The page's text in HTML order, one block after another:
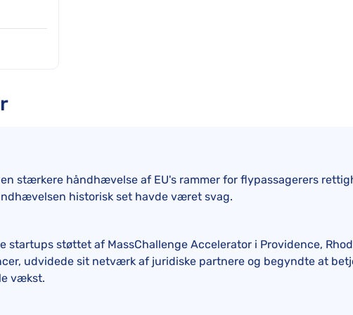
stærkere håndhævelse af EU's rammer for flypassagerers
historisk set havde været svag.
startups støttet af MassChallenge Accelerator i Providence,
udvidede sit netværk af juridiske partnere og begyndte at
vækst.